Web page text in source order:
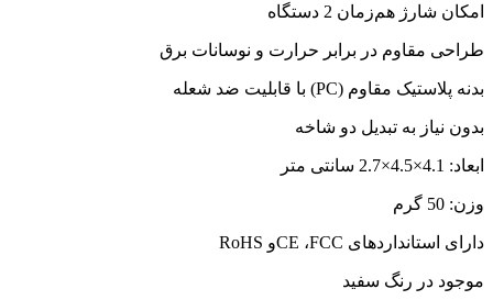
امکان شارژ هم‌زمان 2 دستگاه
طراحی مقاوم در برابر حرارت و نوسانات برق
بدنه پلاستیک مقاوم (PC) با قابلیت ضد شعله
بدون نیاز به تبدیل دو شاخه
ابعاد: 4.1×4.5×2.7 سانتی متر
وزن: 50 گرم
دارای استانداردهای CE ،FCCو RoHS
موجود در رنگ سفید